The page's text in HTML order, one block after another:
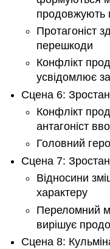
продовжують
Протагоніст
перешкоди
Конфлікт
усвідомлює
Сцена 6:
Конфлікт
антагоніст
Головний
Сцена 7:
Відносини
характеру
Переломний
вирішує
Сцена 8: